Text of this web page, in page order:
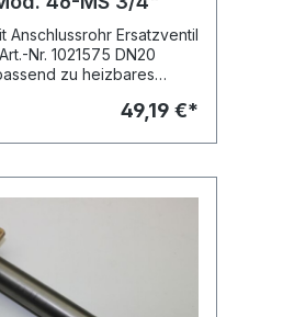
Anschlussrohr Ersatzventil
Nr. 1021575 DN20
49,19 €*